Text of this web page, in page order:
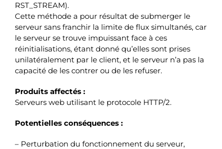
RST_STREAM).
Cette méthode a pour résultat de submerger le
serveur sans franchir la limite de flux simultanés, car
le serveur se trouve impuissant face à ces
réinitialisations, étant donné qu’elles sont prises
unilatéralement par le client, et le serveur n’a pas la
capacité de les contrer ou de les refuser.
Produits affectés :
Serveurs web utilisant le protocole HTTP/2.
Potentielles conséquences :
– Perturbation du fonctionnement du serveur,